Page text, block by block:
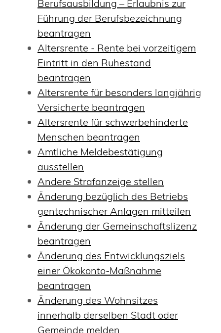
Berufsausbildung – Erlaubnis zur
Führung der Berufsbezeichnung
beantragen
Altersrente - Rente bei vorzeitigem
Eintritt in den Ruhestand
beantragen
Altersrente für besonders langjährig
Versicherte beantragen
Altersrente für schwerbehinderte
Menschen beantragen
Amtliche Meldebestätigung
ausstellen
Andere Strafanzeige stellen
Änderung bezüglich des Betriebs
gentechnischer Anlagen mitteilen
Änderung der Gemeinschaftslizenz
beantragen
Änderung des Entwicklungsziels
einer Ökokonto-Maßnahme
beantragen
Änderung des Wohnsitzes
innerhalb derselben Stadt oder
Gemeinde melden